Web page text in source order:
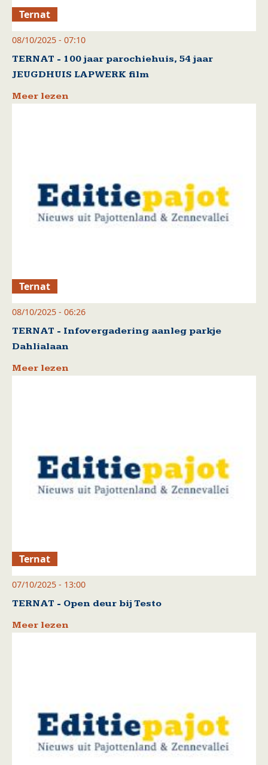
Ternat
08/10/2025 - 07:10
TERNAT - 100 jaar parochiehuis, 54 jaar
JEUGDHUIS LAPWERK film
Meer lezen
Ternat
08/10/2025 - 06:26
TERNAT - Infovergadering aanleg parkje
Dahlialaan
Meer lezen
Ternat
07/10/2025 - 13:00
TERNAT - Open deur bij Testo
Meer lezen